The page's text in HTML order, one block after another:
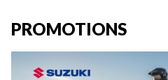
PROMOTIONS